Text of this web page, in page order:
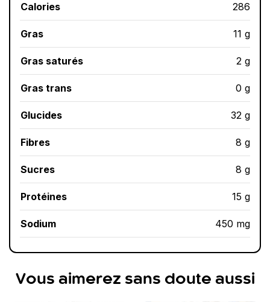
Calories 286
Gras 11 g
Gras saturés 2 g
Gras trans 0 g
Glucides 32 g
Fibres 8 g
Sucres 8 g
Protéines 15 g
Sodium 450 mg
Vous aimerez sans doute aussi